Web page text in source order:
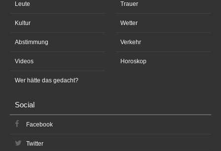
Leute
Kultur
Abstimmung
Videos
Wer hätte das gedacht?
Trauer
Wetter
Verkehr
Horoskop
Social
Facebook
Twitter